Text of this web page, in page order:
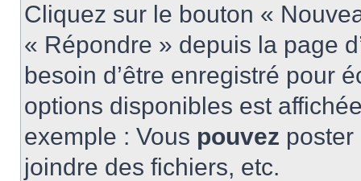
Cliquez sur le bouton «
« Répondre » depuis la page
besoin d’être enregistré pour
options disponibles est
exemple : Vous pouvez
joindre des fichiers, etc.